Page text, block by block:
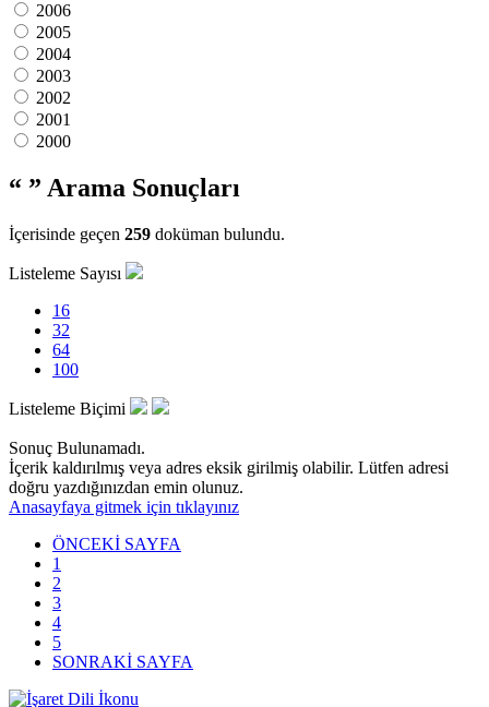
2006
2005
2004
2003
2002
2001
2000
“ ” Arama Sonuçları
İçerisinde geçen 259 doküman bulundu.
Listeleme Sayısı
16
32
64
100
Listeleme Biçimi
Sonuç Bulunamadı.
İçerik kaldırılmış veya adres eksik girilmiş olabilir. Lütfen adresi
doğru yazdığınızdan emin olunuz.
Anasayfaya gitmek için tıklayınız
ÖNCEKİ SAYFA
1
2
3
4
5
SONRAKİ SAYFA